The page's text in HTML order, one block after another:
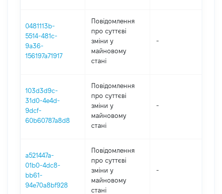
0481113b-
5514-481c-
9a36-
156197a71917
Повідомлення
про суттєві
зміни y
майновому
стані
-
103d3d9c-
31d0-4e4d-
9dcf-
60b60787a8d8
Повідомлення
про суттєві
зміни y
майновому
стані
-
a521447a-
01b0-4dc8-
bb61-
94e70a8bf928
Повідомлення
про суттєві
зміни y
майновому
стані
-